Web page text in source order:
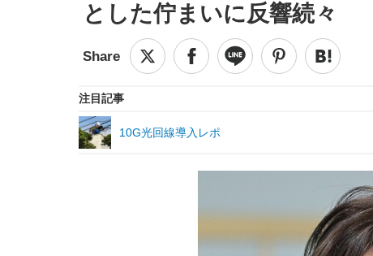
とした佇まいに反響続々
注目記事
10G光回線導入レポ